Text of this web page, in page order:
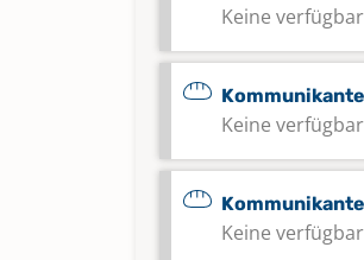
Keine
Keine
Keine